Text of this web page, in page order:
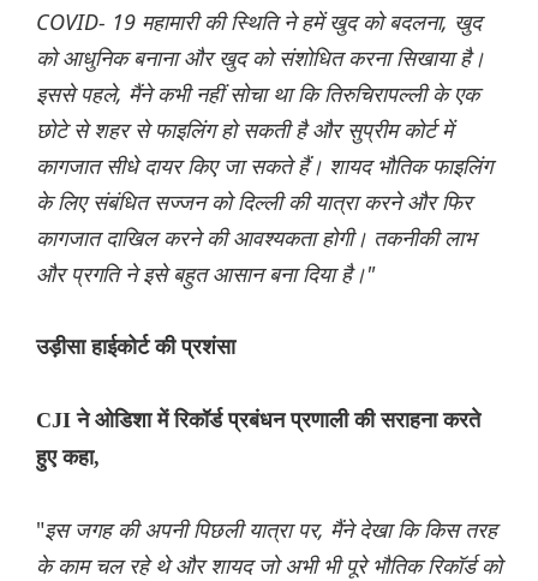
COVID- 19 महामारी की स्थिति ने हमें खुद को बदलना, खुद
को आधुनिक बनाना और खुद को संशोधित करना सिखाया है।
इससे पहले, मैंने कभी नहीं सोचा था कि तिरुचिरापल्ली के एक
छोटे से शहर से फाइलिंग हो सकती है और सुप्रीम कोर्ट में
कागजात सीधे दायर किए जा सकते हैं। शायद भौतिक फाइलिंग
के लिए संबंधित सज्जन को दिल्ली की यात्रा करने और फिर
कागजात दाखिल करने की आवश्यकता होगी। तकनीकी लाभ
और प्रगति ने इसे बहुत आसान बना दिया है।"
उड़ीसा हाईकोर्ट की प्रशंसा
CJI ने ओडिशा में रिकॉर्ड प्रबंधन प्रणाली की सराहना करते
हुए कहा,
"इस जगह की अपनी पिछली यात्रा पर, मैंने देखा कि किस तरह
के काम चल रहे थे और शायद जो अभी भी पूरे भौतिक रिकॉर्ड को